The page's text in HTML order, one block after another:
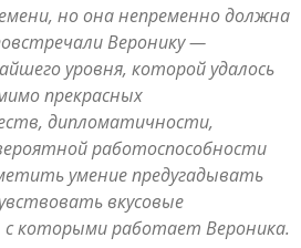
но она непременно должна
Веронику —
уровня, которой удалось
прекрасных
дипломатичности,
работоспособности
умение предугадывать
вкусовые
которыми работает Вероника.